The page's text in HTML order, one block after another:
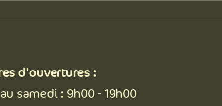
d'ouvertures :
samedi : 9h00 - 19h00